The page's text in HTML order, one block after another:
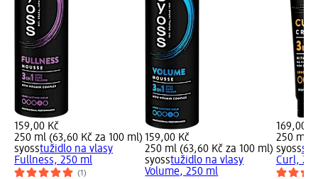
159,00 Kč
250 ml (63,60 Kč za 100 ml)
syosstužidlo na vlasy
Fullness, 250 ml
(1)
159,00 Kč
250 ml (63,60 Kč za 100 ml)
syosstužidlo na vlasy
Volume, 250 ml
169,00
250 ml
syoss
Curl,